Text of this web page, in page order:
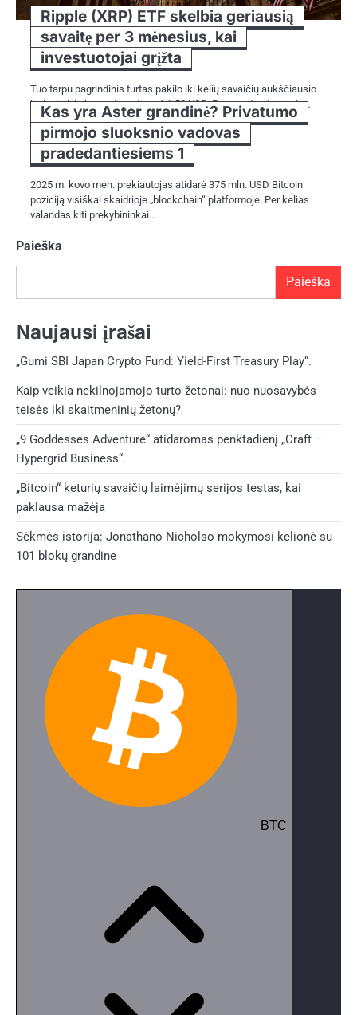
Ripple (XRP) ETF skelbia geriausią
savaitę per 3 mėnesius, kai
investuotojai grįžta
Tuo tarpu pagrindinis turtas pakilo iki kelių savaičių aukščiausio
lygio, kol jis buvo atmestas už 1,50 USD. Po savaites trukusio…
Kas yra Aster grandinė? Privatumo
pirmojo sluoksnio vadovas
pradedantiesiems 1
2025 m. kovo mėn. prekiautojas atidarė 375 mln. USD Bitcoin
poziciją visiškai skaidrioje „blockchain“ platformoje. Per kelias
valandas kiti prekybininkai…
Paieška
Paieška
Naujausi įrašai
„Gumi SBI Japan Crypto Fund: Yield-First Treasury Play“.
Kaip veikia nekilnojamojo turto žetonai: nuo nuosavybės
teisės iki skaitmeninių žetonų?
„9 Goddesses Adventure“ atidaromas penktadienį „Craft –
Hypergrid Business“.
„Bitcoin“ keturių savaičių laimėjimų serijos testas, kai
paklausa mažėja
Sėkmės istorija: Jonathano Nicholso mokymosi kelionė su
101 blokų grandine